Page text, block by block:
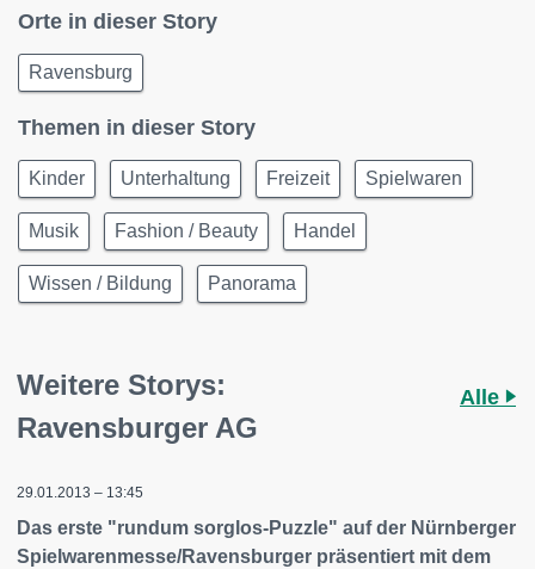
Orte in dieser Story
Ravensburg
Themen in dieser Story
Kinder Unterhaltung Freizeit Spielwaren
Musik Fashion / Beauty Handel
Wissen / Bildung Panorama
Weitere Storys:
Ravensburger AG
Alle
29.01.2013 – 13:45
Das erste "rundum sorglos-Puzzle" auf der Nürnberger
Spielwarenmesse/Ravensburger präsentiert mit dem